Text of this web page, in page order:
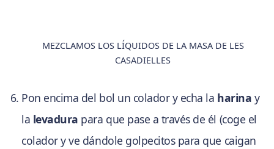
MEZCLAMOS LOS LÍQUIDOS DE LA MASA DE LES
CASADIELLES
Pon encima del bol un colador y echa la harina y
la levadura para que pase a través de él (coge el
colador y ve dándole golpecitos para que caigan